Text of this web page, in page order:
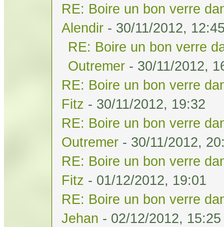
RE: Boire un bon verre
Alendir - 30/11/2012,
RE: Boire un bon verre
Outremer - 30/11/2012,
RE: Boire un bon verre
Fitz - 30/11/2012, 19:32
RE: Boire un bon verre
Outremer - 30/11/2012,
RE: Boire un bon verre
Fitz - 01/12/2012, 19:01
RE: Boire un bon verre
Jehan - 02/12/2012, 15:25